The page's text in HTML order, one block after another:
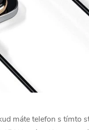
máte telefon s tímto